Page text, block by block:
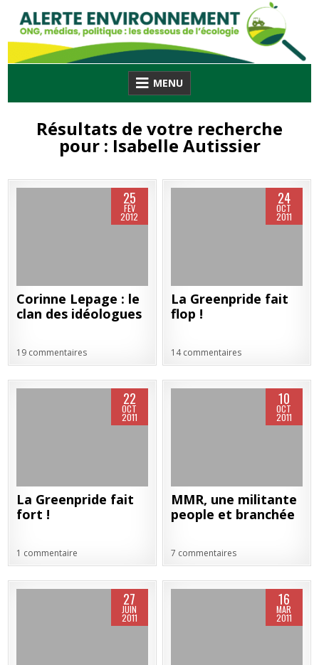
content
MENU
Résultats de votre recherche
pour : Isabelle Autissier
25
FÉV
2012
Corinne Lepage : le
clan des idéologues
19 commentaires
24
OCT
2011
La Greenpride fait
flop !
14 commentaires
22
OCT
2011
La Greenpride fait
fort !
1 commentaire
10
OCT
2011
MMR, une militante
people et branchée
7 commentaires
27
JUIN
2011
16
MAR
2011